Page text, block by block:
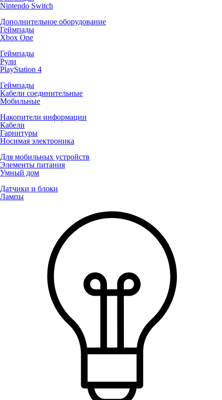
Nintendo Switch
Дополнительное оборудование
Геймпады
Xbox One
Геймпады
Рули
PlayStation 4
Геймпады
Кабели соединительные
Мобильные
Накопители информации
Кабели
Гарнитуры
Носимая электроника
Для мобильных устройств
Элементы питания
Умный дом
Датчики и блоки
Лампы